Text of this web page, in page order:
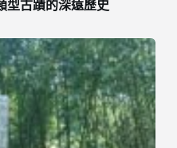
型古蹟的深遠歷史